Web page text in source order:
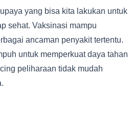
yang bisa kita lakukan untuk
sehat. Vaksinasi mampu
ancaman penyakit tertentu.
untuk memperkuat daya tahan
peliharaan tidak mudah